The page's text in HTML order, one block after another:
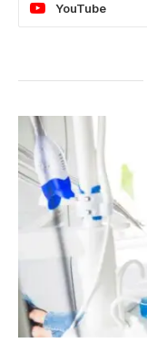
YouTube